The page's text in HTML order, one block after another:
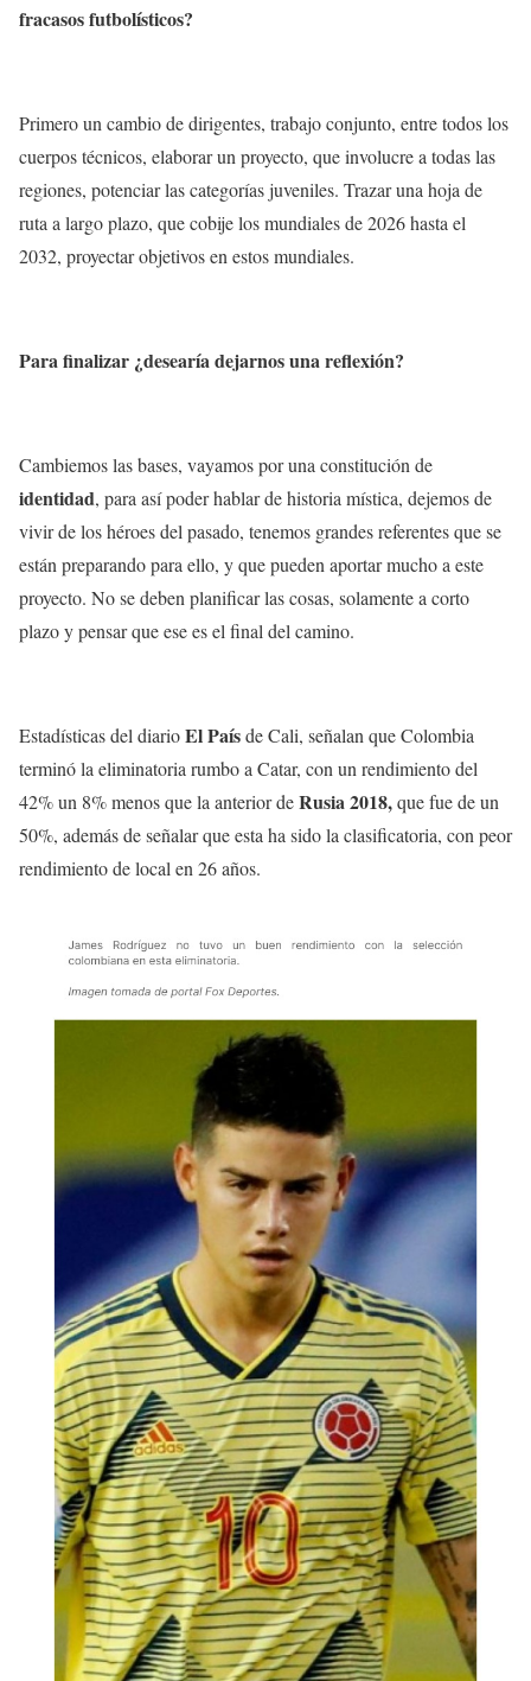
fracasos futbolísticos?
Primero un cambio de dirigentes, trabajo conjunto, entre todos los
cuerpos técnicos, elaborar un proyecto, que involucre a todas las
regiones, potenciar las categorías juveniles. Trazar una hoja de
ruta a largo plazo, que cobije los mundiales de 2026 hasta el
2032, proyectar objetivos en estos mundiales.
Para finalizar ¿desearía dejarnos una reflexión?
Cambiemos las bases, vayamos por una constitución de
identidad, para así poder hablar de historia mística, dejemos de
vivir de los héroes del pasado, tenemos grandes referentes que se
están preparando para ello, y que pueden aportar mucho a este
proyecto. No se deben planificar las cosas, solamente a corto
plazo y pensar que ese es el final del camino.
Estadísticas del diarioEl Paísde Cali, señalan que Colombia
terminó la eliminatoria rumbo a Catar, con un rendimiento del
42% un 8% menos que la anterior deRusia 2018,que fue de un
50%, además de señalar que esta ha sido la clasificatoria, con peor
rendimiento de local en 26 años.